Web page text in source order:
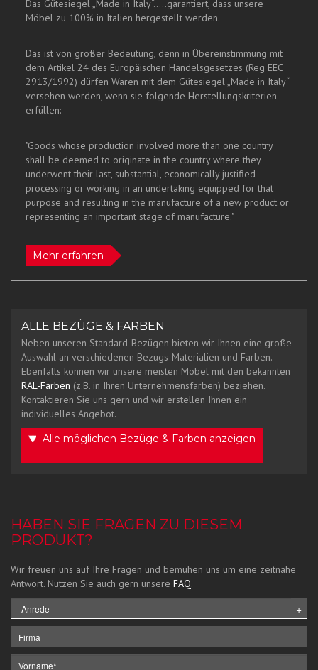
Das Gütesiegel „Made in Italy“.....garantiert, dass unsere
Möbel zu 100% in Italien hergestellt werden.
Das ist von großer Bedeutung, denn in Übereinstimmung mit
dem Artikel 24 des Europäischen Handelsgesetzes (Reg EEC
2913/1992) dürfen Waren mit dem Gütesiegel „Made in Italy“
versehen werden, wenn sie folgende Herstellungskriterien
erfüllen:
"Goods whose production involved more than one country
shall be deemed to originate in the country where they
underwent their last, substantial, economically justified
processing or working in an undertaking equipped for that
purpose and resulting in the manufacture of a new product or
representing an important stage of manufacture."
Mehr erfahren
ALLE BEZÜGE & FARBEN
Neben unseren Standard-Bezügen bieten wir Ihnen eine große
Auswahl an verschiedenen Bezugs-Materialien und Farben.
Ebenfalls können wir unsere meisten Möbel mit den bekannten
RAL-Farben (z.B. in Ihren Unternehmensfarben) beziehen.
Kontaktieren Sie uns gern und wir erstellen Ihnen ein
individuelles Angebot.
Alle möglichen Bezüge & Farben anzeigen
HABEN SIE FRAGEN ZU DIESEM
PRODUKT?
Wir freuen uns auf Ihre Fragen und bemühen uns um eine zeitnahe
Antwort. Nutzen Sie auch gern unsere FAQ.